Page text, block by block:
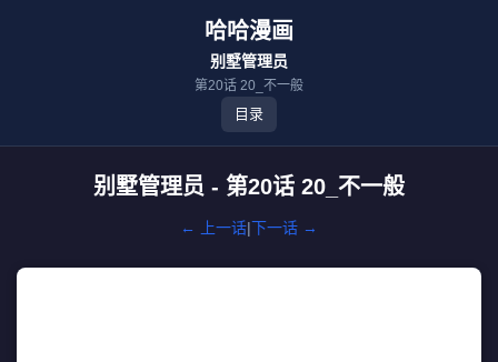
哈哈漫画
别墅管理员
第20话 20_不一般
目录
别墅管理员 - 第20话 20_不一般
← 上一话|下一话 →